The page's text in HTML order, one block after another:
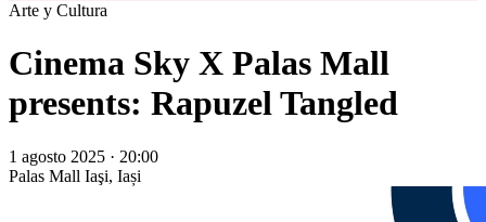
Arte y Cultura
Cinema Sky X Palas Mall
presents: Rapuzel Tangled
1 agosto 2025 · 20:00
Palas Mall Iaşi, Iași